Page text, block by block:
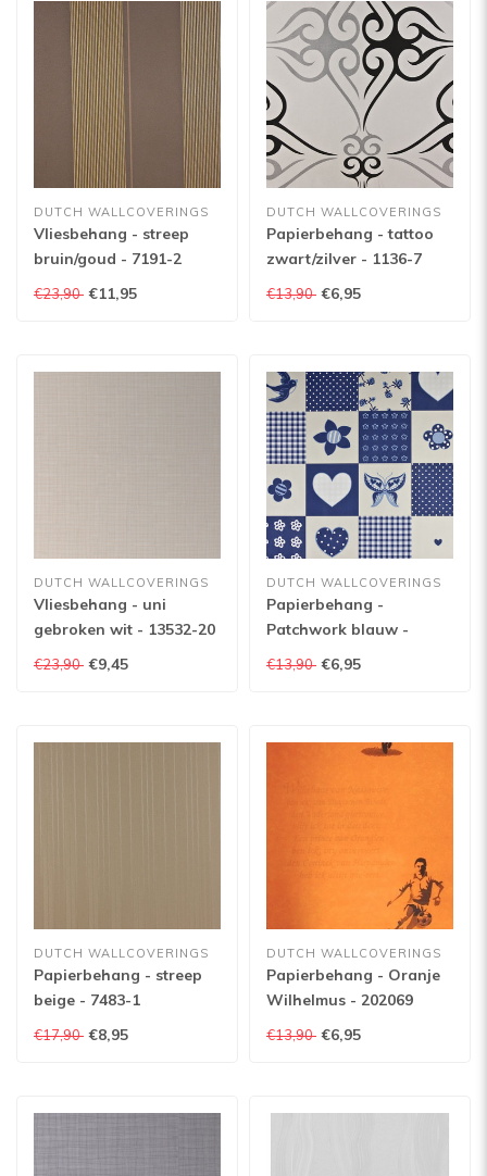
DUTCH WALLCOVERINGS
Vliesbehang - streep
bruin/goud - 7191-2
€23,90 €11,95
DUTCH WALLCOVERINGS
Papierbehang - tattoo
zwart/zilver - 1136-7
€13,90 €6,95
DUTCH WALLCOVERINGS
Vliesbehang - uni
gebroken wit - 13532-20
€23,90 €9,45
DUTCH WALLCOVERINGS
Papierbehang -
Patchwork blauw -
1203-5
€13,90 €6,95
DUTCH WALLCOVERINGS
Papierbehang - streep
beige - 7483-1
€17,90 €8,95
DUTCH WALLCOVERINGS
Papierbehang - Oranje
Wilhelmus - 202069
€13,90 €6,95